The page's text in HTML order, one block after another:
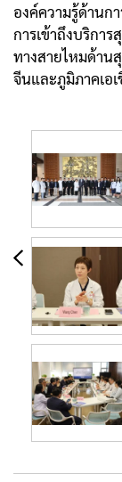
องค์ความรู้ด้านก
การเข้าถึงบริก
ทางสายไหมด้าน
จีนและภูมิภาคเอ